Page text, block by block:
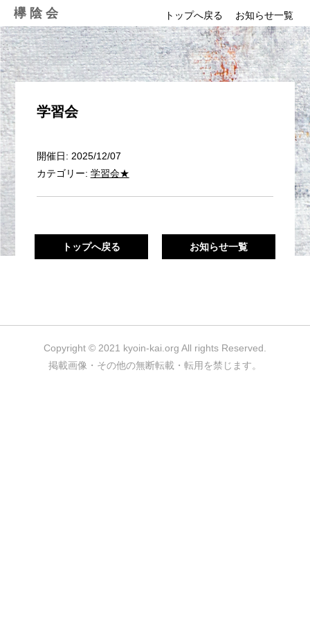
to
content
欅陰会 トップへ戻る お知らせ一覧
学習会
開催日: 2025/12/07
カテゴリー: 学習会★
トップへ戻る お知らせ一覧
Copyright © 2021 kyoin-kai.org All rights Reserved.
掲載画像・その他の無断転載・転用を禁じます。